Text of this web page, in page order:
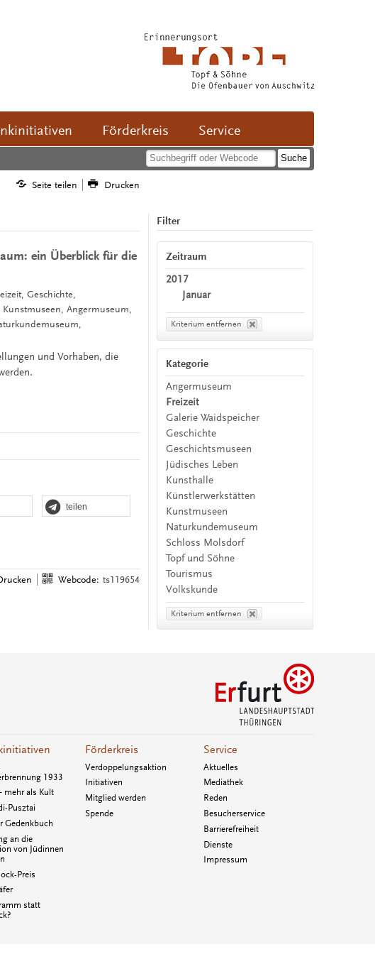
Förderkreis Service
Seite teilen Drucken
ein Überblick für die
Geschichte,
Kunstmuseen, Angermuseum,
und Vorhaben, die
teilen
Webcode: ts119654
Filter
Zeitraum
2017
Januar
Kriterium entfernen
Kategorie
Angermuseum
Freizeit
Galerie Waidspeicher
Geschichte
Geschichtsmuseen
Jüdisches Leben
Kunsthalle
Künstlerwerkstätten
Kunstmuseen
Naturkundemuseum
Schloss Molsdorf
Topf und Söhne
Tourismus
Volkskunde
Kriterium entfernen
1933
mehr als Kult
Pusztai
Gedenkbuch
an die
von Jüdinnen
Preis
statt
Förderkreis
Verdoppelungsaktion
Initiativen
Mitglied werden
Spende
Service
Aktuelles
Mediathek
Reden
Besucherservice
Barrierefreiheit
Dienste
Impressum